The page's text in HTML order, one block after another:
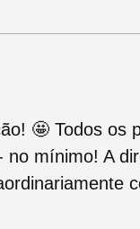
🤩 Todos os
no mínimo! A